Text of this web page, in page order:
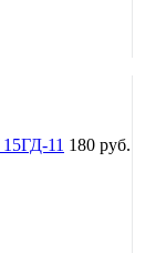
11 180 руб.